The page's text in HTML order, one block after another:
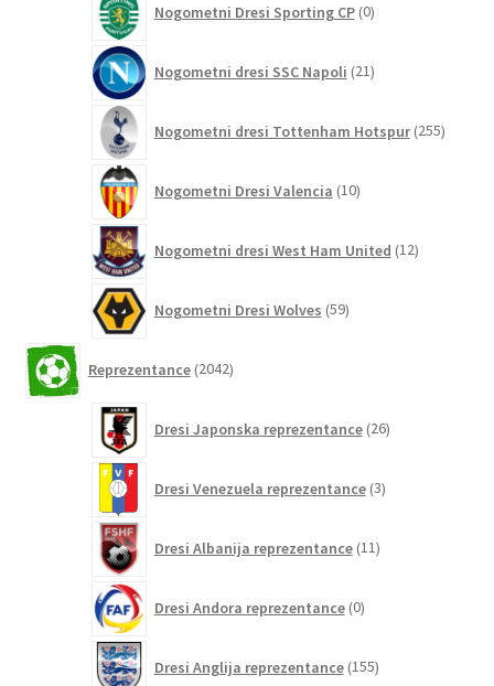
Nogometni Dresi Sporting CP 0izdelkov
Nogometni dresi SSC Napoli 21izdelkov
Nogometni dresi Tottenham Hotspur 255
Nogometni Dresi Valencia 10izdelkov
Nogometni dresi West Ham United 12izdelkov
Nogometni Dresi Wolves 59izdelkov
Reprezentance 2042izdelkov
Dresi Japonska reprezentance 26izdelkov
Dresi Venezuela reprezentance 3izdelki
Dresi Albanija reprezentance 11izdelkov
Dresi Andora reprezentance 0izdelkov
Dresi Anglija reprezentance 155izdelkov